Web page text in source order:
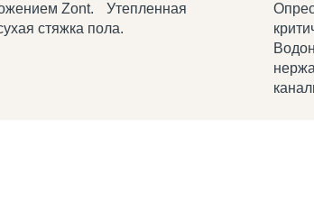
Zont. Утепленная
стяжка пола.